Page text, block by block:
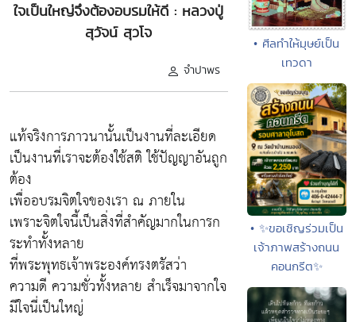
ใจเป็นใหญ่จึงต้องอบรมให้ดี : หลวงปู่
สุวัจน์ สุวโจ
จำปาพร
แท้จริงการภาวนานั้นเป็นงานที่ละเอียด
เป็นงานที่เราจะต้องใช้สติ ใช้ปัญญาอันถูก
ต้อง
เพื่ออบรมจิตใจของเรา ณ ภายใน
เพราะจิตใจนี้เป็นสิ่งที่สำคัญมากในการก
ระทำทั้งหลาย
ที่พระพุทธเจ้าพระองค์ทรงตรัสว่า
ความดี ความชั่วทั้งหลาย สำเร็จมาจากใจ
มีใจนี่เป็นใหญ่
• ศีลทำให้มุษย์เป็น
เทวดา
• ✨ขอเชิญร่วมเป็น
เจ้าภาพสร้างถนน
คอนกรีต✨